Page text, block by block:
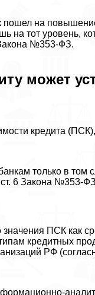
пошел на
на тот уровень,
№353-ФЗ.
может
кредита
только в том
ст. 6 Закона №353-
значения ПСК как
кредитных
РФ